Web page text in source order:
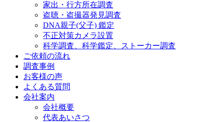
家出・行方所在調査
盗聴・盗撮器発見調査
DNA親子(父子) 鑑定
不正対策カメラ設置
科学調査、科学鑑定、ストーカー調査
ご依頼の流れ
調査事例
お客様の声
よくある質問
会社案内
会社概要
代表あいさつ